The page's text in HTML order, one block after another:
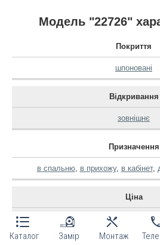
Каталог Замір Монтаж
Модель "22726"
Покриття
шпоновані
Відкривання
зовнішнє
Призначення
в спальню, в прихожу, в кабінет,
Ціна